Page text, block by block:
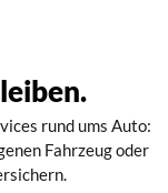
rund ums Auto:
Fahrzeug oder